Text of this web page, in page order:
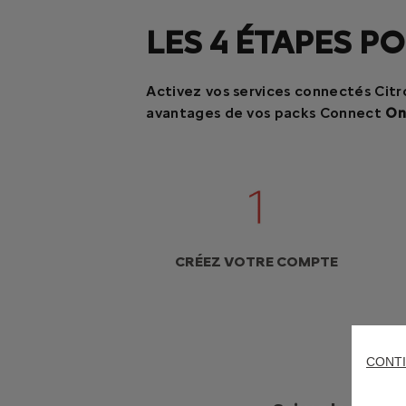
LES 4 ÉTAPES
Activez vos services connectés
avantages de vos packs Connect
CRÉEZ VOTRE COMPTE